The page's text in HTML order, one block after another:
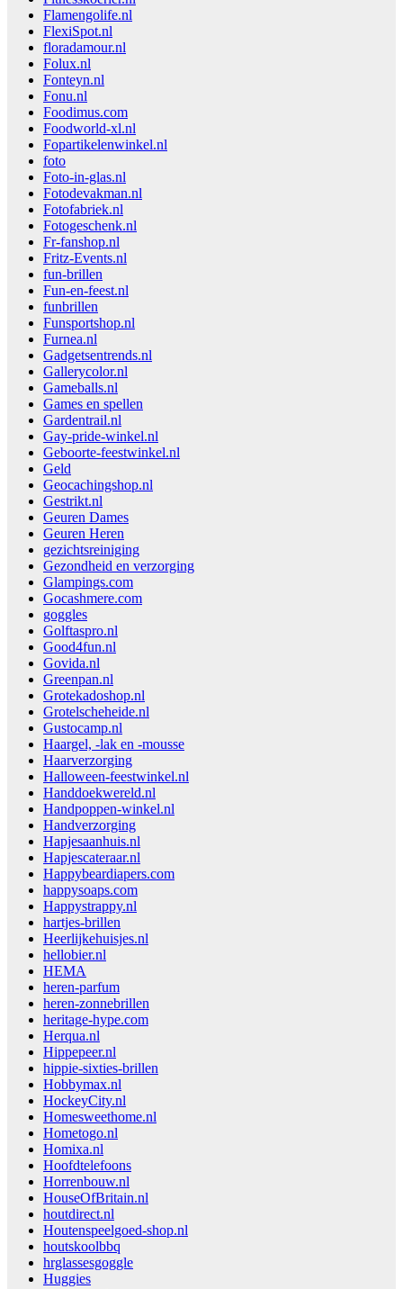
Flamengolife.nl
FlexiSpot.nl
floradamour.nl
Folux.nl
Fonteyn.nl
Fonu.nl
Foodimus.com
Foodworld-xl.nl
Fopartikelenwinkel.nl
foto
Foto-in-glas.nl
Fotodevakman.nl
Fotofabriek.nl
Fotogeschenk.nl
Fr-fanshop.nl
Fritz-Events.nl
fun-brillen
Fun-en-feest.nl
funbrillen
Funsportshop.nl
Furnea.nl
Gadgetsentrends.nl
Gallerycolor.nl
Gameballs.nl
Games en spellen
Gardentrail.nl
Gay-pride-winkel.nl
Geboorte-feestwinkel.nl
Geld
Geocachingshop.nl
Gestrikt.nl
Geuren Dames
Geuren Heren
gezichtsreiniging
Gezondheid en verzorging
Glampings.com
Gocashmere.com
goggles
Golftaspro.nl
Good4fun.nl
Govida.nl
Greenpan.nl
Grotekadoshop.nl
Grotelscheheide.nl
Gustocamp.nl
Haargel, -lak en -mousse
Haarverzorging
Halloween-feestwinkel.nl
Handdoekwereld.nl
Handpoppen-winkel.nl
Handverzorging
Hapjesaanhuis.nl
Hapjescateraar.nl
Happybeardiapers.com
happysoaps.com
Happystrappy.nl
hartjes-brillen
Heerlijkehuisjes.nl
hellobier.nl
HEMA
heren-parfum
heren-zonnebrillen
heritage-hype.com
Herqua.nl
Hippepeer.nl
hippie-sixties-brillen
Hobbymax.nl
HockeyCity.nl
Homesweethome.nl
Hometogo.nl
Homixa.nl
Hoofdtelefoons
Horrenbouw.nl
HouseOfBritain.nl
houtdirect.nl
Houtenspeelgoed-shop.nl
houtskoolbbq
hrglassesgoggle
Huggies